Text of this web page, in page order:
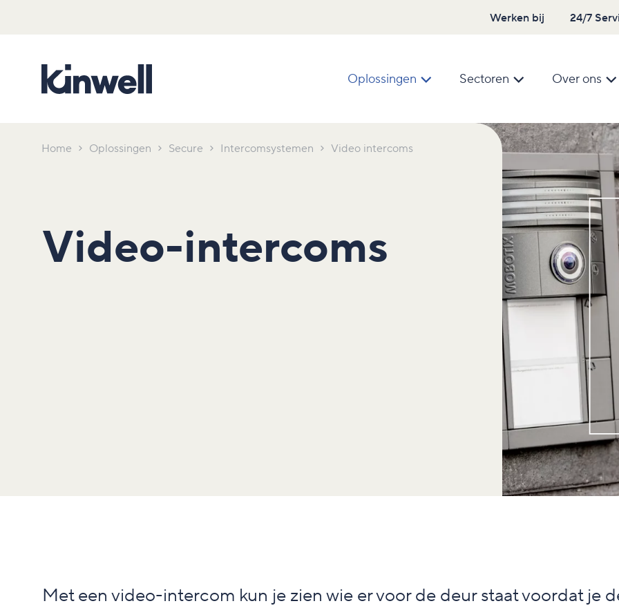
Werken bij 24/7
Oplossingen Sectoren Over ons
Home Oplossingen Secure Intercomsystemen Video intercoms
Video-intercoms
Met een video-intercom kun je zien wie er voor de deur staat voordat je